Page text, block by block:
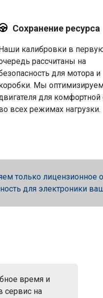
Сохранение ресурса
калибровки в
рассчитаны на
для мотора и
Мы
для
всех режимах нагрузки.
лицензионное
для электроники
время и
сервис на